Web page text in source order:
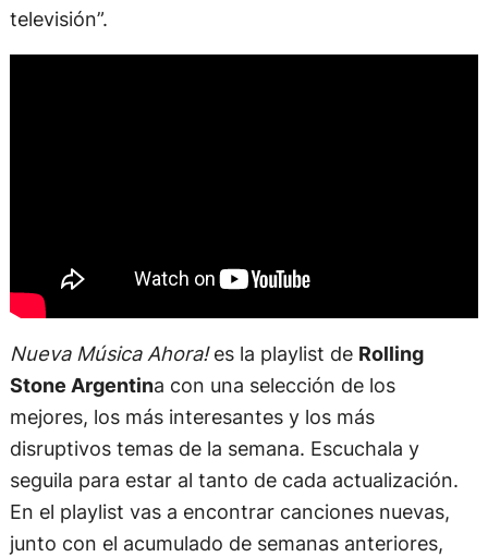
televisión”.
Nueva Música Ahora!es la playlist de Rolling
Stone Argentina con una selección de los
mejores, los más interesantes y los más
disruptivos temas de la semana. Escuchala y
seguila para estar al tanto de cada actualización.
En el playlist vas a encontrar canciones nuevas,
junto con el acumulado de semanas anteriores,